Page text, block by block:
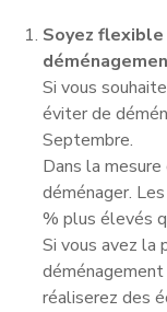
Soyez
Si vous
éviter de
Septembre.
Dans la
déménager.
% plus élevés
Si vous avez la
réaliserez des